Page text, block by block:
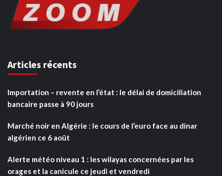
Articles récents
Importation – revente en l’état : le délai de domiciliation
bancaire passe à 90 jours
Marché noir en Algérie : le cours de l’euro face au dinar
algérien ce 6 août
Alerte météo niveau 1 : les wilayas concernées par les
orages et la canicule ce jeudi et vendredi